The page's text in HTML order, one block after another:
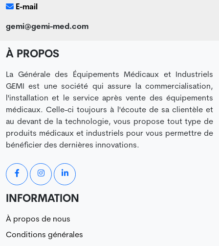
E-mail
gemi@gemi-med.com
À PROPOS
La Générale des Équipements Médicaux et Industriels
GEMI est une société qui assure la commercialisation,
l'installation et le service après vente des équipements
médicaux. Celle-ci toujours à l'écoute de sa clientèle et
au devant de la technologie, vous propose tout type de
produits médicaux et industriels pour vous permettre de
bénéficier des dernières innovations.
INFORMATION
À propos de nous
Conditions générales